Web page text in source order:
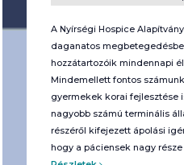
A Nyírségi Hospice
daganatos
hozzátartozóik mindennapi
Mindemellett fontos
gyermekek korai fejlesztése
nagyobb számú terminális
részéről kifejezett ápolási
hogy a páciensek nagy